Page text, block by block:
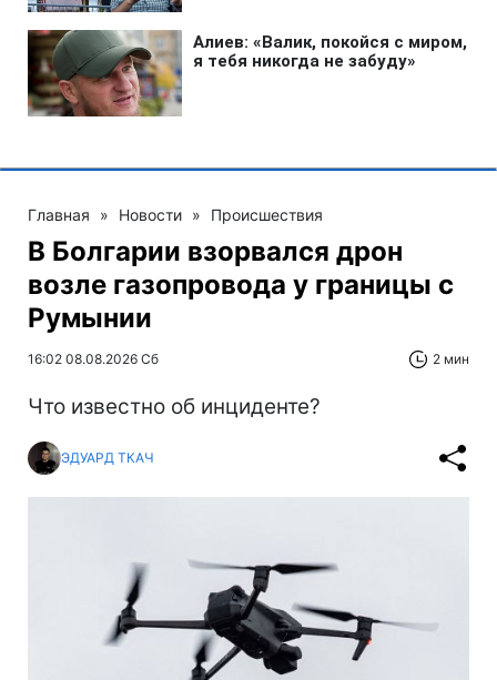
Главная » Новости » Происшествия
В Болгарии взорвался дрон
возле газопровода у границы с
Румынии
16:02 08.08.2026 Сб 2 мин
Что известно об инциденте?
ЭДУАРД ТКАЧ